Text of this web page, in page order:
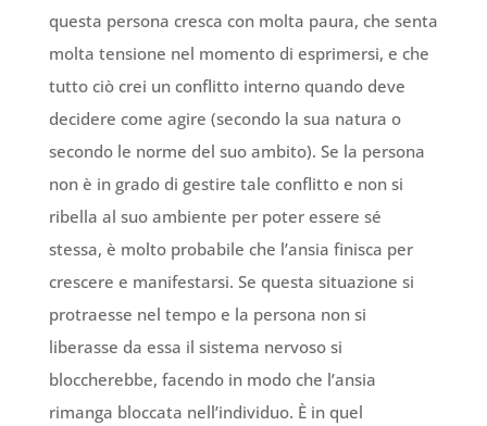
questa persona cresca con molta paura, che senta
molta tensione nel momento di esprimersi, e che
tutto ciò crei un conflitto interno quando deve
decidere come agire (secondo la sua natura o
secondo le norme del suo ambito). Se la persona
non è in grado di gestire tale conflitto e non si
ribella al suo ambiente per poter essere sé
stessa, è molto probabile che l’ansia finisca per
crescere e manifestarsi. Se questa situazione si
protraesse nel tempo e la persona non si
liberasse da essa il sistema nervoso si
bloccherebbe, facendo in modo che l’ansia
rimanga bloccata nell’individuo. È in quel